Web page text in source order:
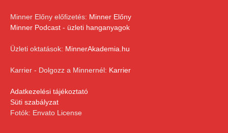
Minner Előny előfizetés: Minner Előny
Minner Podcast - üzleti hanganyagok
Üzleti oktatások: MinnerAkademia.hu
Karrier - Dolgozz a Minnernél: Karrier
Adatkezelési tájékoztató
Süti szabályzat
Fotók: Envato License